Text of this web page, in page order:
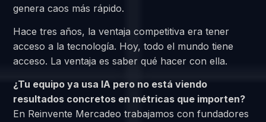
genera caos más rápido.
Hace tres años, la ventaja competitiva era tener
acceso a la tecnología. Hoy, todo el mundo tiene
acceso. La ventaja es saber qué hacer con ella.
¿Tu equipo ya usa IA pero no está viendo
resultados concretos en métricas que importen?
En Reinvente Mercadeo trabajamos con fundadores